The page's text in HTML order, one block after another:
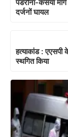
पडरौना-कसया
दर्जनों घायल
हत्याकांड :
स्थगित किया